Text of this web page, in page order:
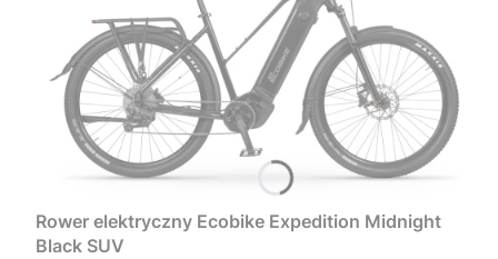
Rower elektryczny Ecobike Expedition Midnight
Black SUV